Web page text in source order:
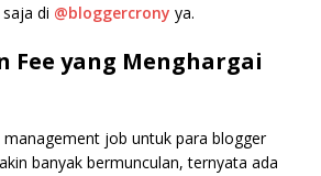
di @bloggercrony ya.
Fee yang Menghargai
management job untuk para blogger
banyak bermunculan, ternyata ada